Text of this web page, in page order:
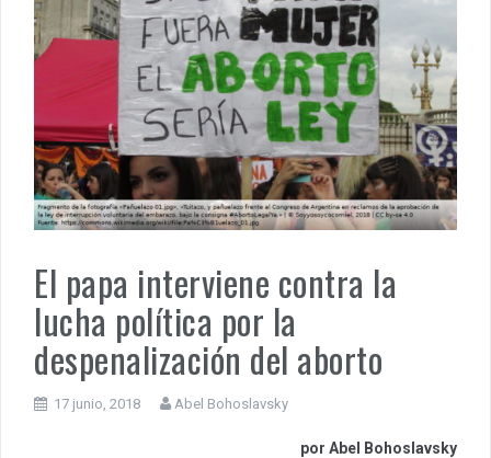
El papa interviene contra la
lucha política por la
despenalización del aborto
17 junio, 2018 Abel Bohoslavsky
por Abel Bohoslavsky